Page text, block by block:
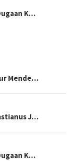
K…
Mende…
J…
K…